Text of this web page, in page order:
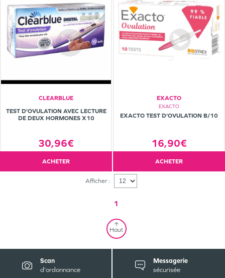
CLEARBLUE
TEST D'OVULATION AVEC LECTURE
DE DEUX HORMONES X10
30,96€
ACHETER
EXACTO
EXACTO
EXACTO TEST D'OVULATION B/10
16,90€
ACHETER
Afficher :
1
Haut
Scan
d'ordonnance
Messagerie
sécurisée